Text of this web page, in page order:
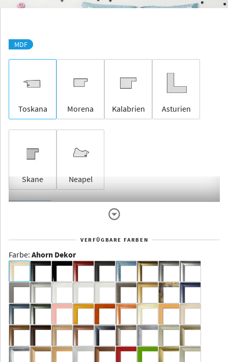
MDF
Toskana Morena Kalabrien Asturien
Skane Neapel
Dakota -
Rahmenloser
Aluminium
VERFÜGBARE FARBEN
Farbe: Ahorn Dekor